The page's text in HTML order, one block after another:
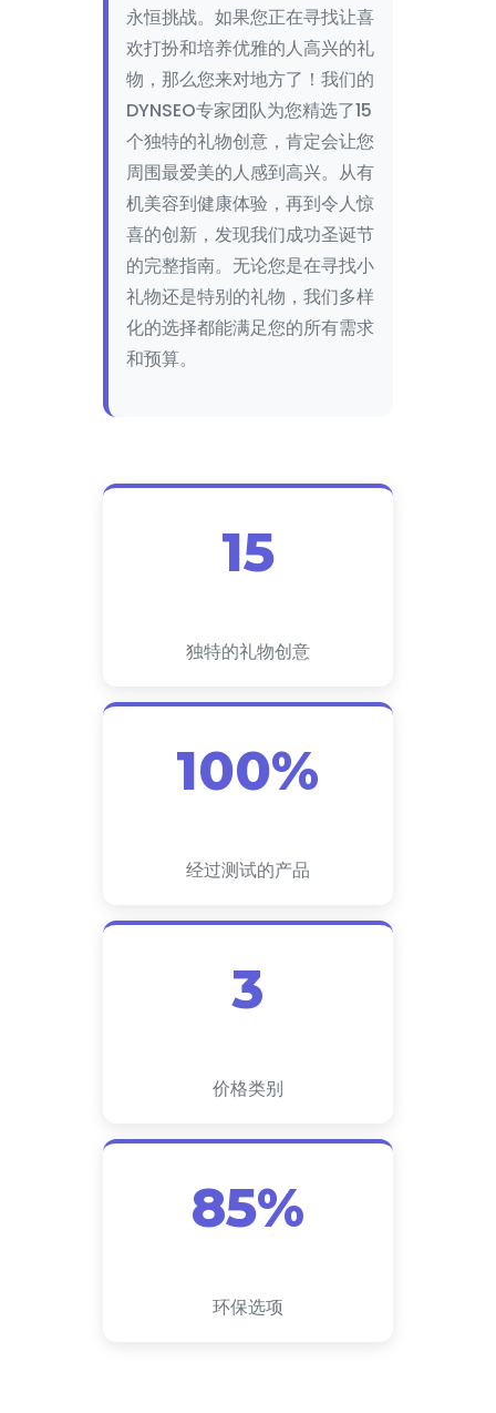
永恒挑战。如果您正在寻找让喜
欢打扮和培养优雅的人高兴的礼
物，那么您来对地方了！我们的
DYNSEO专家团队为您精选了15
个独特的礼物创意，肯定会让您
周围最爱美的人感到高兴。从有
机美容到健康体验，再到令人惊
喜的创新，发现我们成功圣诞节
的完整指南。无论您是在寻找小
礼物还是特别的礼物，我们多样
化的选择都能满足您的所有需求
和预算。
15
独特的礼物创意
100%
经过测试的产品
3
价格类别
85%
环保选项